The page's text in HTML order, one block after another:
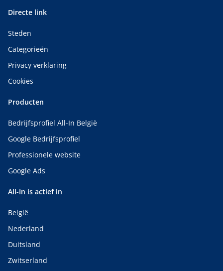
Directe link
Steden
Categorieën
Privacy verklaring
Cookies
Producten
Bedrijfsprofiel All-In België
Google Bedrijfsprofiel
Professionele website
Google Ads
All-In is actief in
België
Nederland
Duitsland
Zwitserland